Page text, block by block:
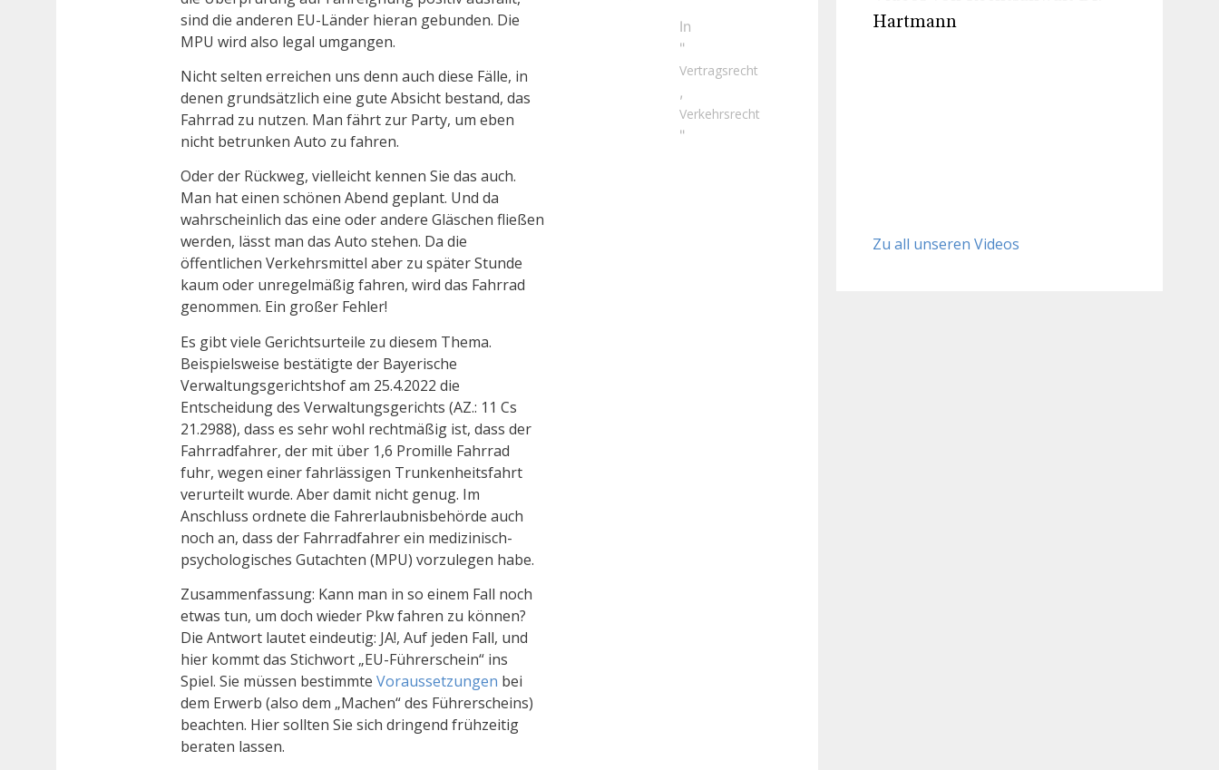
sind die anderen EU-Länder hieran gebunden. Die
MPU wird also legal umgangen.
Nicht selten erreichen uns denn auch diese Fälle, in
denen grundsätzlich eine gute Absicht bestand, das
Fahrrad zu nutzen. Man fährt zur Party, um eben
nicht betrunken Auto zu fahren.
Oder der Rückweg, vielleicht kennen Sie das auch.
Man hat einen schönen Abend geplant. Und da
wahrscheinlich das eine oder andere Gläschen fließen
werden, lässt man das Auto stehen. Da die
öffentlichen Verkehrsmittel aber zu später Stunde
kaum oder unregelmäßig fahren, wird das Fahrrad
genommen. Ein großer Fehler!
Es gibt viele Gerichtsurteile zu diesem Thema.
Beispielsweise bestätigte der Bayerische
Verwaltungsgerichtshof am 25.4.2022 die
Entscheidung des Verwaltungsgerichts (AZ.: 11 Cs
21.2988), dass es sehr wohl rechtmäßig ist, dass der
Fahrradfahrer, der mit über 1,6 Promille Fahrrad
fuhr, wegen einer fahrlässigen Trunkenheitsfahrt
verurteilt wurde. Aber damit nicht genug. Im
Anschluss ordnete die Fahrerlaubnisbehörde auch
noch an, dass der Fahrradfahrer ein medizinisch-
psychologisches Gutachten (MPU) vorzulegen habe.
Zusammenfassung: Kann man in so einem Fall noch
etwas tun, um doch wieder Pkw fahren zu können?
Die Antwort lautet eindeutig: JA!, Auf jeden Fall, und
hier kommt das Stichwort „EU-Führerschein“ ins
Spiel. Sie müssen bestimmte Voraussetzungen bei
dem Erwerb (also dem „Machen“ des Führerscheins)
beachten. Hier sollten Sie sich dringend frühzeitig
beraten lassen.
In
"
Vertragsrecht
,
Verkehrsrecht
"
Hartmann
Zu all unseren Videos